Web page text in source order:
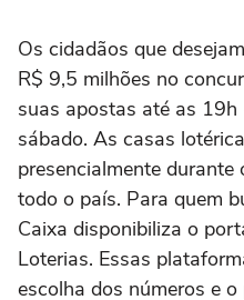
Os cidadãos que
R$ 9,5 milhões no
suas apostas até as
sábado. As casas
presencialmente durante
todo o país. Para quem
Caixa disponibiliza o
Loterias. Essas
escolha dos números e